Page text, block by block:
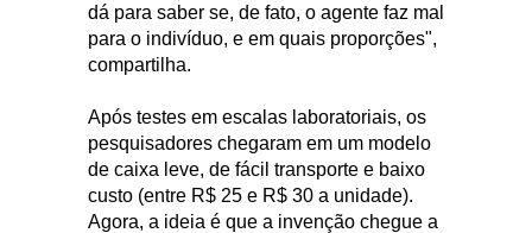
dá para saber se, de fato, o agente faz mal
para o indivíduo, e em quais proporções",
compartilha.
Após testes em escalas laboratoriais, os
pesquisadores chegaram em um modelo
de caixa leve, de fácil transporte e baixo
custo (entre R$ 25 e R$ 30 a unidade).
Agora, a ideia é que a invenção chegue a